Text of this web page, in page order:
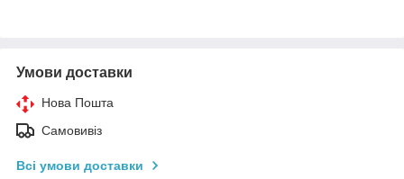
Умови доставки
Нова Пошта
Самовивіз
Всі умови доставки